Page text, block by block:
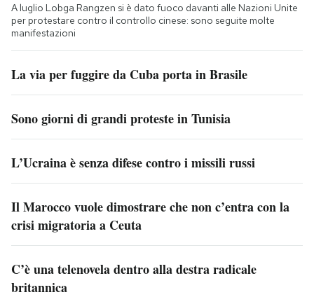
A luglio Lobga Rangzen si è dato fuoco davanti alle Nazioni Unite
per protestare contro il controllo cinese: sono seguite molte
manifestazioni
La via per fuggire da Cuba porta in Brasile
Sono giorni di grandi proteste in Tunisia
L’Ucraina è senza difese contro i missili russi
Il Marocco vuole dimostrare che non c’entra con la
crisi migratoria a Ceuta
C’è una telenovela dentro alla destra radicale
britannica